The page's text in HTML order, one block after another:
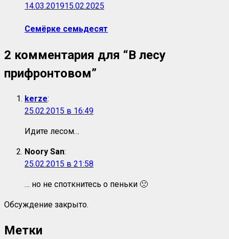
14.03.201915.02.2025
Семёрке семьдесят
2 комментария для “В лесу
прифронтовом”
kerze:
25.02.2015 в 16:49
Идите лесом…
Noory San:
25.02.2015 в 21:58
… но не споткнитесь о пеньки 🙁
Обсуждение закрыто.
Метки